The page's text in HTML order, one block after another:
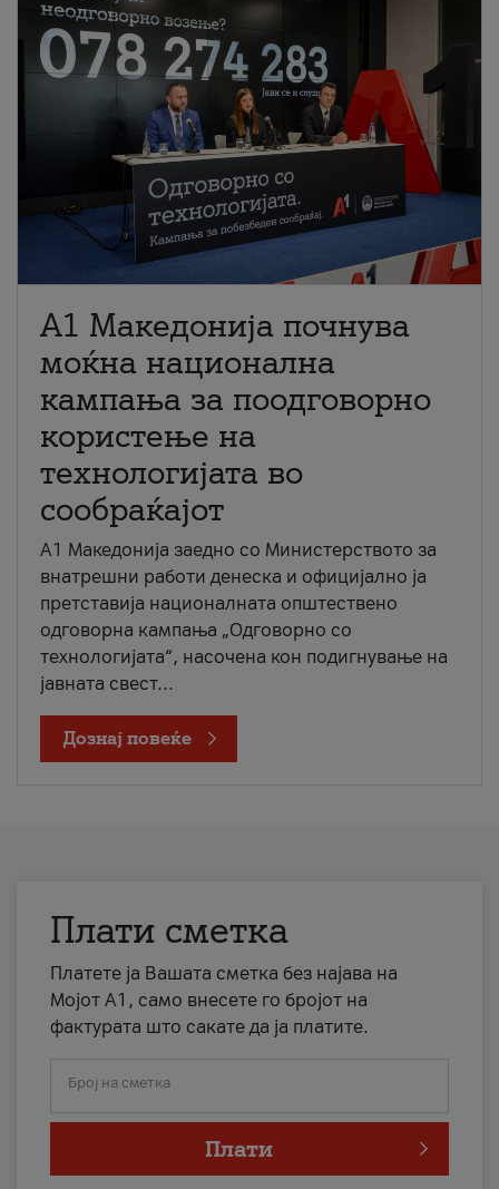
A1 Македонија почнува
моќна национална
кампања за поодговорно
користење на
технологијата во
сообраќајот
A1 Македонија заедно со Министерството за
внатрешни работи денеска и официјално ја
претставија националната општествено
одговорна кампања „Одговорно со
технологијата“, насочена кон подигнување на
јавната свест...
Дознај повеќе
Плати сметка
Платете ја Вашата сметка без најава на
Мојот А1, само внесете го бројот на
фактурата што сакате да ја платите.
Број на сметка
Плати